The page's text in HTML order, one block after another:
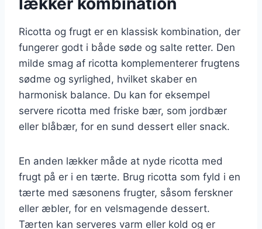
Ricotta og frugt er en klassisk kombination, der
fungerer godt i både søde og salte retter. Den
milde smag af ricotta komplementerer frugtens
sødme og syrlighed, hvilket skaber en
harmonisk balance. Du kan for eksempel
servere ricotta med friske bær, som jordbær
eller blåbær, for en sund dessert eller snack.
En anden lækker måde at nyde ricotta med
frugt på er i en tærte. Brug ricotta som fyld i en
tærte med sæsonens frugter, såsom ferskner
eller æbler, for en velsmagende dessert.
Tærten kan serveres varm eller kold og er